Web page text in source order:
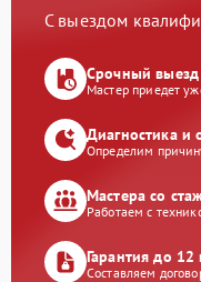
С выездом
Срочный выезд
Мастер приедет
Диагностика и
Определим
Мастера со
Работаем с
Гарантия до 12
Составляем